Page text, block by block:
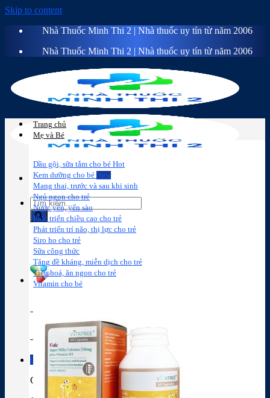
Skip to content
Nhà Thuốc Minh Thi 2 | Nhà thuốc uy tín từ năm 2006
Nhà Thuốc Minh Thi 2 | Nhà thuốc uy tín từ năm 2006
Sữa công
thức
Thành phần thuốc
Giỏ hàng
Giỏ hàng
Trang chủ
Mẹ và Bé
Dầu gội, sữa tắm cho bé
Kem dưỡng cho bé
Mang thai, trước và sau khi sinh
Ngủ ngon cho trẻ
Nước yến, yến sào
Phát triển chiều cao cho trẻ
Phát triển trí não, thị lực cho trẻ
Siro ho cho trẻ
Sữa công thức
Tăng đề kháng, miễn dịch cho trẻ
Tiêu hoá, ăn ngon cho trẻ
Vitamin cho bé